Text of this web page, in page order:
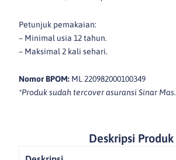
Petunjuk pemakaian:
– Minimal usia 12 tahun.
– Maksimal 2 kali sehari.
Nomor BPOM: ML 220982000100349
*Produk sudah tercover asuransi Sinar Mas.
Deskripsi Produk